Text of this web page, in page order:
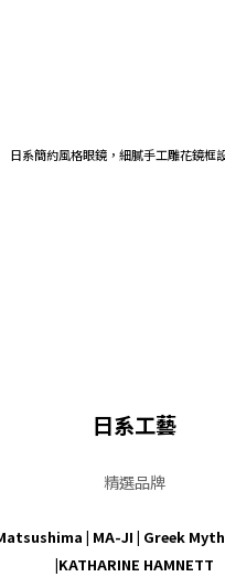
日系工藝
精選品牌
| MA-JI | Greek Myth
|KATHARINE HAMNETT